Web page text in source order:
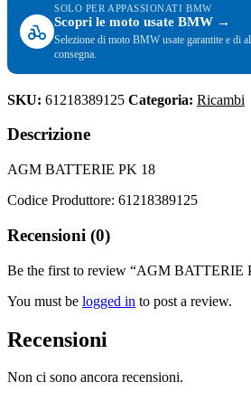
SOLO PER APPASSIONATI BMW
Scopri le moto usate BMW →
Selezione di moto BMW usate garantite e di
consegna.
SKU: 61218389125 Categoria: Ricambi
Descrizione
AGM BATTERIE PK 18
Codice Produttore: 61218389125
Recensioni (0)
Be the first to review “AGM BATTERIE
You must be logged in to post a review.
Recensioni
Non ci sono ancora recensioni.